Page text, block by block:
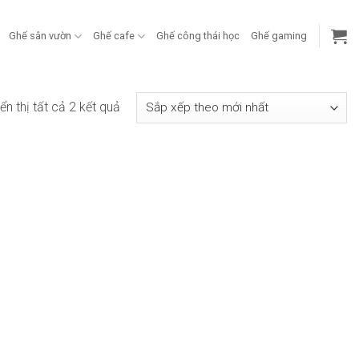
Ghế sân vườn Ghế cafe Ghế công thái học Ghế gaming
thị tất cả 2 kết quảĐã
sắp